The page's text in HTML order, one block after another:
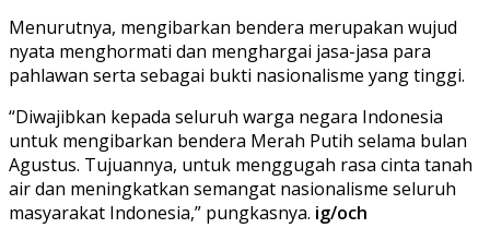
Menurutnya, mengibarkan bendera merupakan wujud
nyata menghormati dan menghargai jasa-jasa para
pahlawan serta sebagai bukti nasionalisme yang tinggi.
“Diwajibkan kepada seluruh warga negara Indonesia
untuk mengibarkan bendera Merah Putih selama bulan
Agustus. Tujuannya, untuk menggugah rasa cinta tanah
air dan meningkatkan semangat nasionalisme seluruh
masyarakat Indonesia,” pungkasnya. ig/och